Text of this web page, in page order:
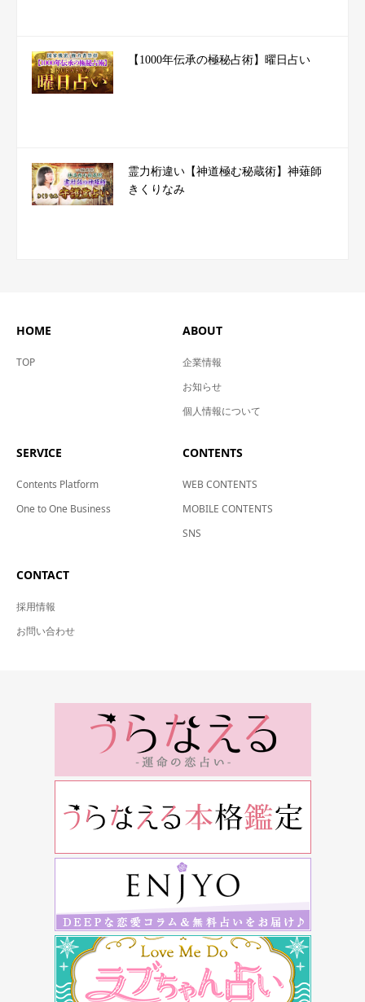
【1000年伝承の極秘占術】曜日占い
霊力桁違い【神道極む秘蔵術】神薙師
きくりなみ
HOME
TOP
ABOUT
企業情報
お知らせ
個人情報について
SERVICE
Contents Platform
One to One Business
CONTENTS
WEB CONTENTS
MOBILE CONTENTS
SNS
CONTACT
採用情報
お問い合わせ